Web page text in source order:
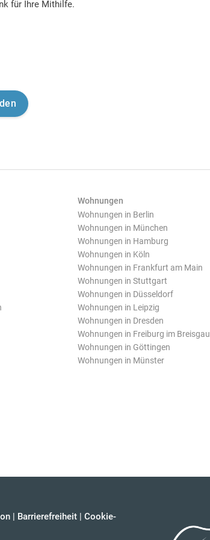
für Ihre Mithilfe.
Wohnungen
Wohnungen in Berlin
Wohnungen in München
Wohnungen in Hamburg
Wohnungen in Köln
Wohnungen in Frankfurt am Main
Wohnungen in Stuttgart
Wohnungen in Düsseldorf
Wohnungen in Leipzig
Wohnungen in Dresden
Wohnungen in Freiburg im Breisgau
Wohnungen in Göttingen
Wohnungen in Münster
| Barrierefreiheit | Cookie-